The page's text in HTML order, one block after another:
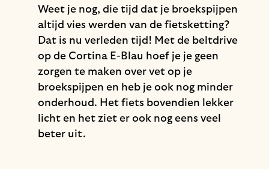
Weet je nog, die tijd dat je broekspijpen
altijd vies werden van de fietsketting?
Dat is nu verleden tijd! Met de beltdrive
op de Cortina E-Blau hoef je je geen
zorgen te maken over vet op je
broekspijpen en heb je ook nog minder
onderhoud. Het fiets bovendien lekker
licht en het ziet er ook nog eens veel
beter uit.